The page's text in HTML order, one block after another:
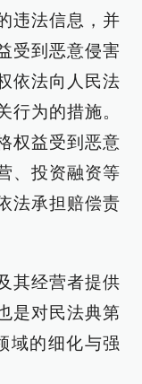
违法信息，并
受到恶意侵害
依法向人民法
行为的措施。
权益受到恶意
、投资融资等
法承担赔偿责
其经营者提供
是对民法典第
域的细化与强